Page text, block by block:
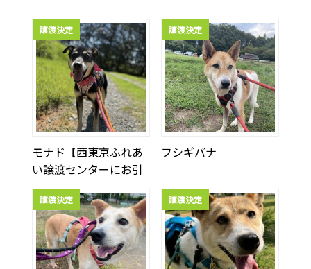
譲渡決定
モナド【西東京ふれあ
い譲渡センターにお引
越ししました】
譲渡決定
フシギバナ
譲渡決定 譲渡決定